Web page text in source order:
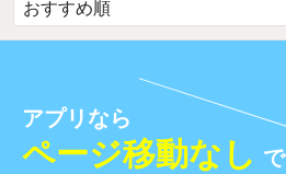
アプリなら
ページ移動なし で